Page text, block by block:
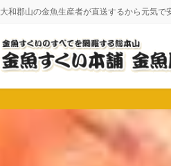
大和郡山の金魚生産者が直送するから元気で